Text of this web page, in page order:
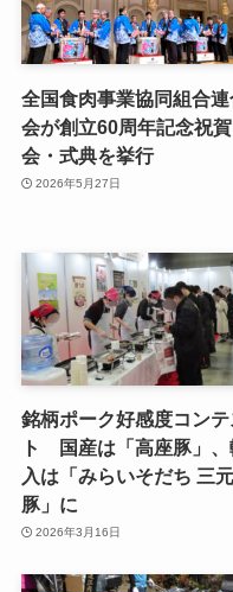
全国食肉事業協同組合連
会が創立60周年記念祝賀
会・式典を挙行
2026年5月27日
銘柄ポーク好感度コンテ
ト 国産は「高座豚」、
入は「みらいそだち 三元
豚」に
2026年3月16日